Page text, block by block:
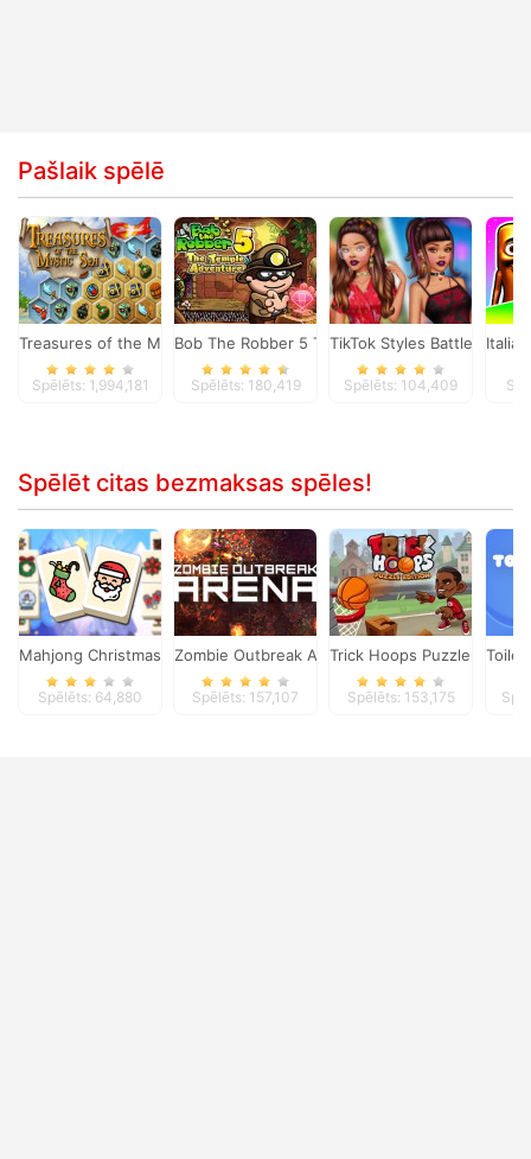
Pašlaik spēlē
Treasures of the Mystic Sea
Spēlēts: 1,994,181
Bob The Robber 5 Temple Adventure
Spēlēts: 180,419
TikTok Styles Battle Boho
Spēlēts: 104,409
Spēlēt citas bezmaksas spēles!
Mahjong Christmas Holiday
Spēlēts: 64,880
Zombie Outbreak Arena
Spēlēts: 157,107
Trick Hoops Puzzle Edition
Spēlēts: 153,175
Toilet